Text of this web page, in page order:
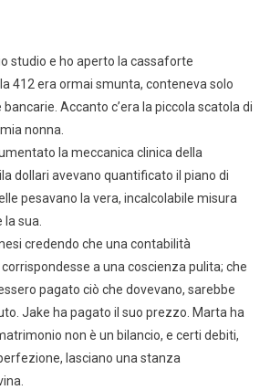
studio e ho aperto la cassaforte
412 era ormai smunta, conteneva solo
Accanto c’era la piccola scatola di
nonna.
la meccanica clinica della
dollari avevano quantificato il piano di
pesavano la vera, incalcolabile misura
sua.
credendo che una contabilità
a una coscienza pulita; che
pagato ciò che dovevano, sarebbe
Jake ha pagato il suo prezzo. Marta ha
non è un bilancio, e certi debiti,
lasciano una stanza